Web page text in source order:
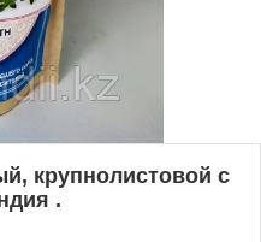
крупнолистовой с
.